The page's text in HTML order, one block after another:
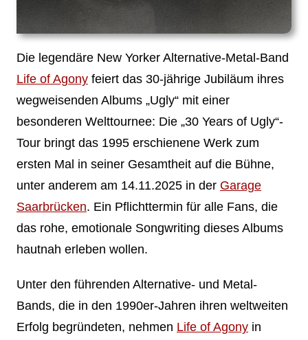
Die legendäre New Yorker Alternative-Metal-Band
Life of Agonyfeiert das 30-jährige Jubiläum ihres
wegweisenden Albums „Ugly“ mit einer
besonderen Welttournee: Die „30 Years of Ugly“-
Tour bringt das 1995 erschienene Werk zum
ersten Mal in seiner Gesamtheit auf die Bühne,
unter anderem am 14.11.2025 in der Garage
Saarbrücken. Ein Pflichttermin für alle Fans, die
das rohe, emotionale Songwriting dieses Albums
hautnah erleben wollen.
Unter den führenden Alternative- und Metal-
Bands, die in den 1990er-Jahren ihren weltweiten
Erfolg begründeten, nehmen Life of Agonyin